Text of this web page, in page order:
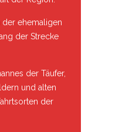
ehemaligen
der Strecke
der Täufer,
und alten
der